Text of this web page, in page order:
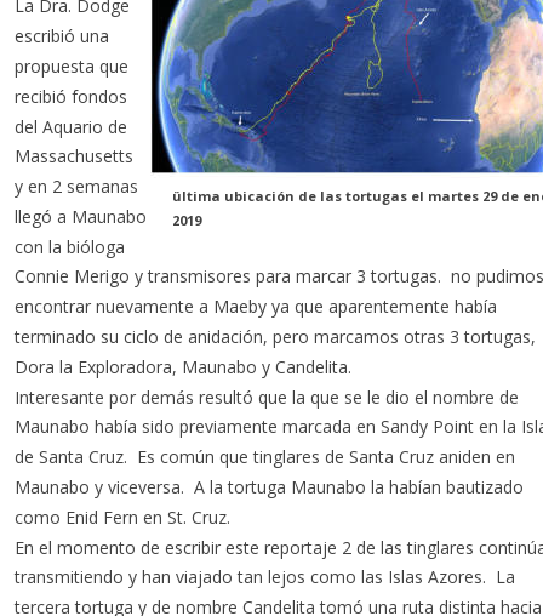
La Dra. Dodge
escribió una
propuesta que
recibió fondos
del Aquario de
Massachusetts
y en 2 semanas
llegó a Maunabo
con la bióloga
Connie Merigo y transmisores para marcar 3 tortugas.  no
encontrar nuevamente a Maeby ya que aparentemente había
terminado su ciclo de anidación, pero marcamos otras 3 tortugas,
Dora la Exploradora, Maunabo y Candelita.
Interesante por demás resultó que la que se le dio el nombre de
Maunabo había sido previamente marcada en Sandy Point en la
de Santa Cruz.  Es común que tinglares de Santa Cruz aniden en
Maunabo y viceversa.  A la tortuga Maunabo la habían bautizado
como Enid Fern en St. Cruz.
En el momento de escribir este reportaje 2 de las tinglares
transmitiendo y han viajado tan lejos como las Islas Azores.  La
tercera tortuga y de nombre Candelita tomó una ruta distinta
ültima ubicación de las tortugas el martes 29 de
2019